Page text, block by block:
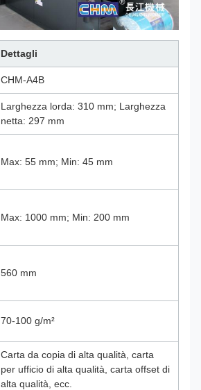
Dettagli
CHM-A4B
Larghezza lorda: 310 mm; Larghezza
netta: 297 mm
Max: 55 mm; Min: 45 mm
Max: 1000 mm; Min: 200 mm
560 mm
70-100 g/m²
Carta da copia di alta qualità, carta
per ufficio di alta qualità, carta offset di
alta qualità, ecc.